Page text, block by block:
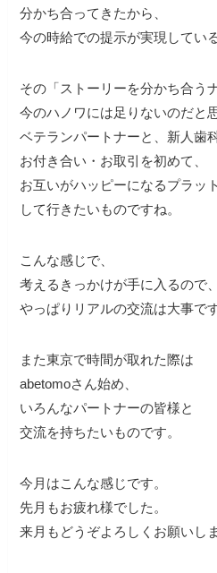
分かち合ってきたから、
今の時給での提示が実現してい
その「ストーリーを分かち合う
今のハノワには足りないのだと
ベテランパートナーと、新人歯
お付き合い・お取引を初めて、
お互いがハッピーになるプラッ
して行きたいものですね。
こんな感じで、
考えるきっかけが手に入るので、
やっぱりリアルの交流は大事で
また東京で時間が取れた際は
abetomoさん始め、
いろんなパートナーの皆様と
交流を持ちたいものです。
今月はこんな感じです。
先月もお疲れ様でした。
来月もどうぞよろしくお